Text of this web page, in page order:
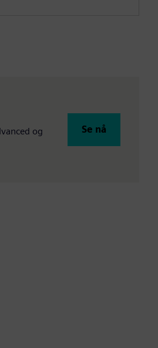
og
Se nå